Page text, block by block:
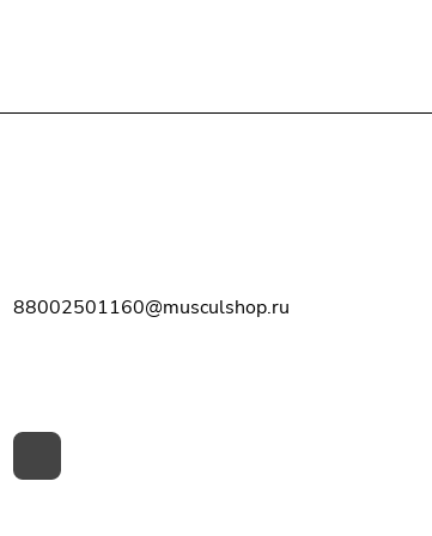
88002501160@musculshop.ru